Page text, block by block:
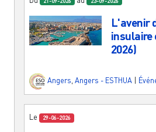
L'avenir
insulaire
2026)
Angers, Angers - ESTHUA
Le 29-06-2026